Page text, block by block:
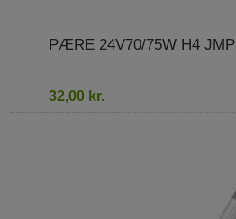
PÆRE 24V70/75W H4 JMP
32,00 kr.